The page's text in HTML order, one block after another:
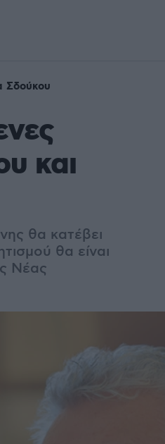
Σδούκου
και
θα κατέβει
θα είναι
Νέας